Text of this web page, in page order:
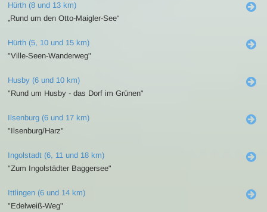
Hürth (8 und 13 km)
„Rund um den Otto-Maigler-See“
Hürth (5, 10 und 15 km)
"Ville-Seen-Wanderweg"
Husby (6 und 10 km)
"Rund um Husby - das Dorf im Grünen"
Ilsenburg (6 und 17 km)
"Ilsenburg/Harz"
Ingolstadt (6, 11 und 18 km)
"Zum Ingolstädter Baggersee"
Ittlingen (6 und 14 km)
"Edelweiß-Weg"